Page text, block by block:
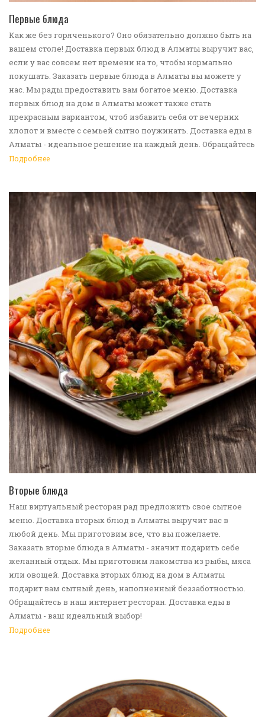
Первые блюда
Как же без горяченького? Оно обязательно должно быть на
вашем столе! Доставка первых блюд в Алматы выручит вас,
если у вас совсем нет времени на то, чтобы нормально
покушать. Заказать первые блюда в Алматы вы можете у
нас. Мы рады предоставить вам богатое меню. Доставка
первых блюд на дом в Алматы может также стать
прекрасным вариантом, чтоб избавить себя от вечерних
хлопот и вместе с семьей сытно поужинать. Доставка еды в
Алматы - идеальное решение на каждый день. Обращайтесь
к нам!
Подробнее
Вторые блюда
Наш виртуальный ресторан рад предложить свое сытное
меню. Доставка вторых блюд в Алматы выручит вас в
любой день. Мы приготовим все, что вы пожелаете.
Заказать вторые блюда в Алматы - значит подарить себе
желанный отдых. Мы приготовим лакомства из рыбы, мяса
или овощей. Доставка вторых блюд на дом в Алматы
подарит вам сытный день, наполненный беззаботностью.
Обращайтесь в наш интернет ресторан. Доставка еды в
Алматы - ваш идеальный выбор!
Подробнее